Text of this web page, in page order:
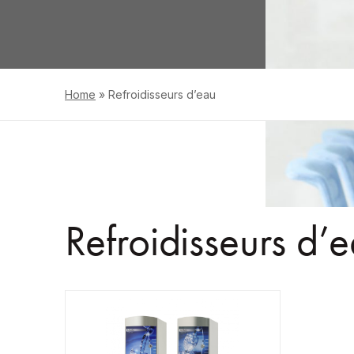
Home » Refroidisseurs d’eau
Refroidisseurs